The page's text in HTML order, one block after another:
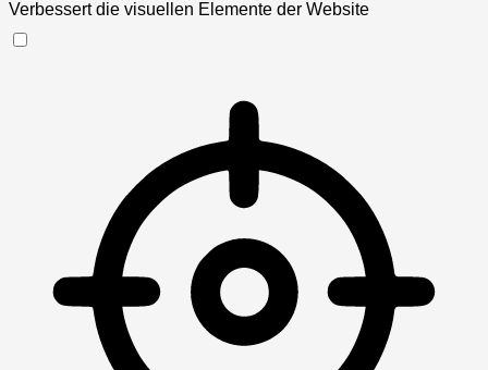
Verbessert die visuellen Elemente der Website